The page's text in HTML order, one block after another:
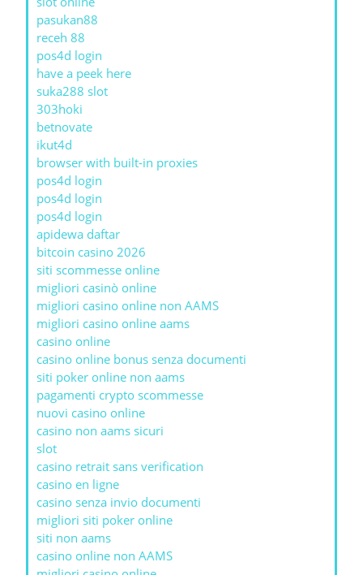
pasukan88
receh 88
pos4d login
have a peek here
suka288 slot
303hoki
betnovate
ikut4d
browser with built-in proxies
pos4d login
pos4d login
pos4d login
apidewa daftar
bitcoin casino 2026
siti scommesse online
migliori casinò online
migliori casino online non AAMS
migliori casino online aams
casino online
casino online bonus senza documenti
siti poker online non aams
pagamenti crypto scommesse
nuovi casino online
casino non aams sicuri
slot
casino retrait sans verification
casino en ligne
casino senza invio documenti
migliori siti poker online
siti non aams
casino online non AAMS